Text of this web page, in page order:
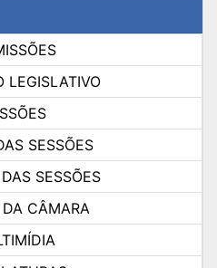
LEGISLATIVO
SESSÕES
SESSÕES
CÂMARA